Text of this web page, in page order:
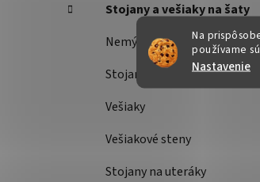
Na
používame
Nastavenie
Stojany a vešiaky na šaty
Nemý sluha
Stojany na šaty
Vešiaky
Vešiakové steny
Stojany na uteráky